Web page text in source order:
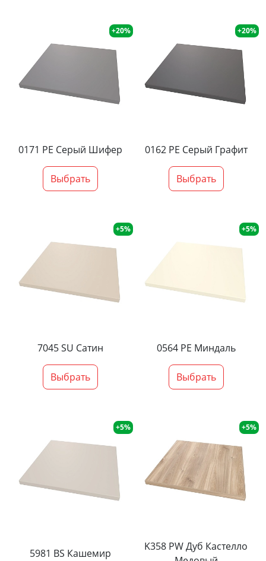
+20%
0171 PE Серый Шифер
Выбрать
+20%
0162 PE Серый Графит
Выбрать
+5%
7045 SU Сатин
Выбрать
+5%
0564 PE Миндаль
Выбрать
+5%
5981 BS Кашемир
+5%
K358 PW Дуб Кастелло